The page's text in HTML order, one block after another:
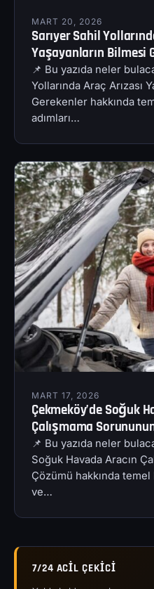
MART 20, 2026
Sarıyer Sahil
Yaşayanların Bilmesi
📌 Bu yazıda neler
Yollarında Araç Arızası
Gerekenler hakkında
adımları…
MART 17, 2026
Çekmeköy’de Soğuk
Çalışmama
📌 Bu yazıda neler
Soğuk Havada Aracın
Çözümü hakkında
ve…
7/24 ACIL ÇEKICI